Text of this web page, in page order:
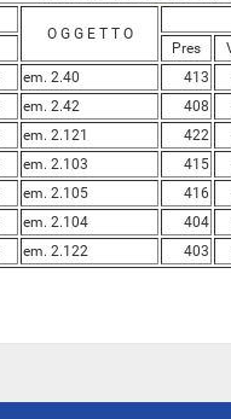
O G G E T T O
Pres
em. 2.40 413
em. 2.42 408
em. 2.121 422
em. 2.103 415
em. 2.105 416
em. 2.104 404
em. 2.122 403